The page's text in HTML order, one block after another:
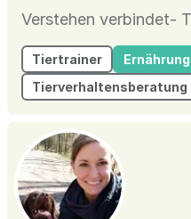
Verstehen verbindet-
Tiertrainer
Tierverhaltensberatung